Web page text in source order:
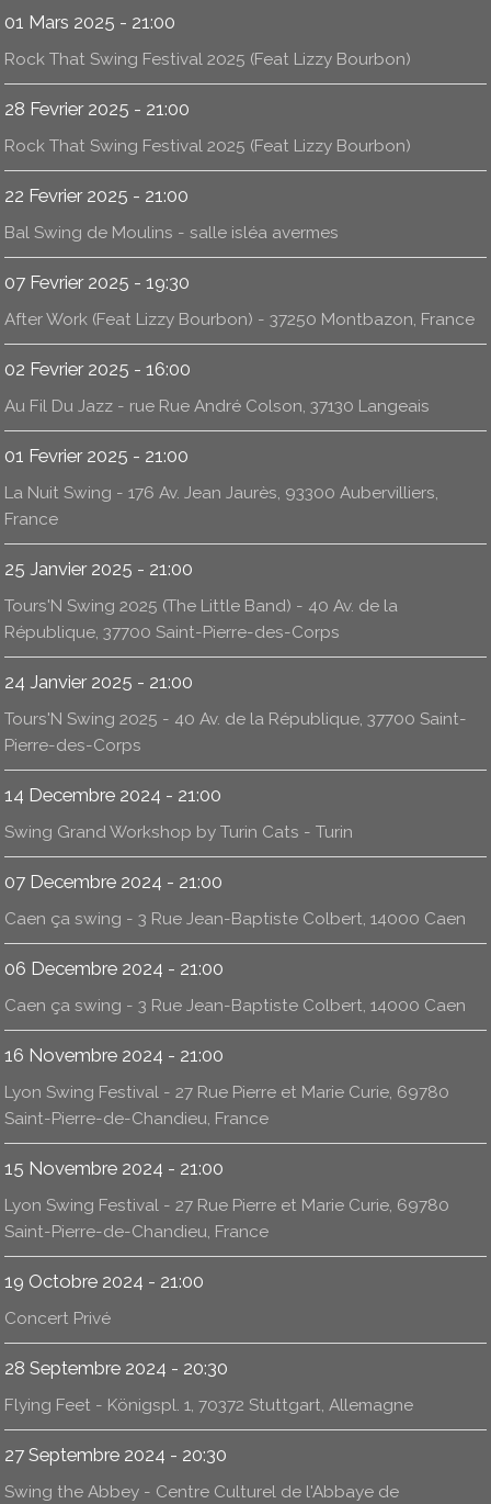
01 Mars 2025 - 21:00
Rock That Swing Festival 2025 (Feat Lizzy Bourbon)
28 Fevrier 2025 - 21:00
Rock That Swing Festival 2025 (Feat Lizzy Bourbon)
22 Fevrier 2025 - 21:00
Bal Swing de Moulins - salle isléa avermes
07 Fevrier 2025 - 19:30
After Work (Feat Lizzy Bourbon) - 37250 Montbazon, France
02 Fevrier 2025 - 16:00
Au Fil Du Jazz - rue Rue André Colson, 37130 Langeais
01 Fevrier 2025 - 21:00
La Nuit Swing - 176 Av. Jean Jaurès, 93300 Aubervilliers,
France
25 Janvier 2025 - 21:00
Tours'N Swing 2025 (The Little Band) - 40 Av. de la
République, 37700 Saint-Pierre-des-Corps
24 Janvier 2025 - 21:00
Tours'N Swing 2025 - 40 Av. de la République, 37700 Saint-
Pierre-des-Corps
14 Decembre 2024 - 21:00
Swing Grand Workshop by Turin Cats - Turin
07 Decembre 2024 - 21:00
Caen ça swing - 3 Rue Jean-Baptiste Colbert, 14000 Caen
06 Decembre 2024 - 21:00
Caen ça swing - 3 Rue Jean-Baptiste Colbert, 14000 Caen
16 Novembre 2024 - 21:00
Lyon Swing Festival - 27 Rue Pierre et Marie Curie, 69780
Saint-Pierre-de-Chandieu, France
15 Novembre 2024 - 21:00
Lyon Swing Festival - 27 Rue Pierre et Marie Curie, 69780
Saint-Pierre-de-Chandieu, France
19 Octobre 2024 - 21:00
Concert Privé
28 Septembre 2024 - 20:30
Flying Feet - Königspl. 1, 70372 Stuttgart, Allemagne
27 Septembre 2024 - 20:30
Swing the Abbey - Centre Culturel de l'Abbaye de